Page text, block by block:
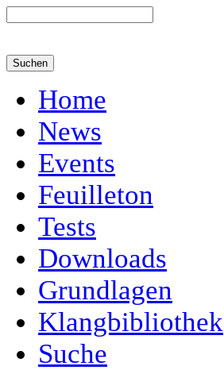
Home
News
Events
Feuilleton
Tests
Downloads
Grundlagen
Klangbibliothek
Suche